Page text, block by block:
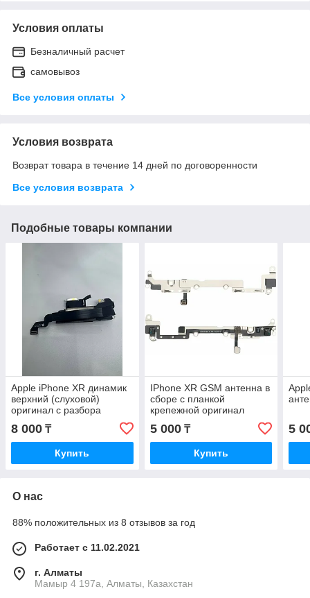
Условия оплаты
Безналичный расчет
самовывоз
Все условия оплаты
Условия возврата
Возврат товара в течение 14 дней по договоренности
Все условия возврата
Подобные товары компании
Apple iPhone XR динамик
верхний (слуховой)
оригинал с разбора
(снятый)
8 000 ₸
Купить
IPhone XR GSM антенна в
сборе с планкой
крепежной оригинал
5 000₸
Купить
5
О нас
88% положительных из 8 отзывов за год
Работает с 11.02.2021
г. Алматы
Мамыр 4 197а, Алматы, Казахстан